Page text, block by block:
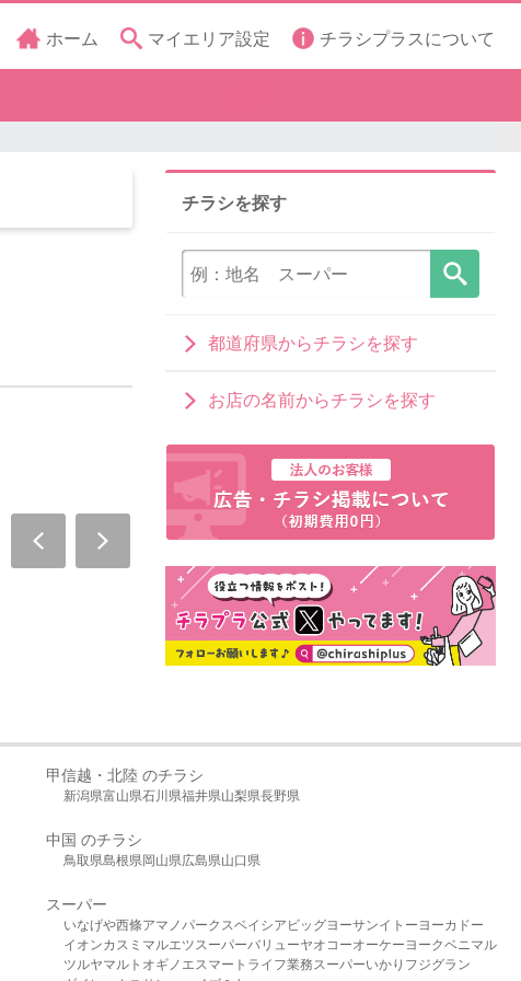
ホーム マイエリア設定 チラシプラスについて
チラシを探す
都道府県からチラシを探す
お店の名前からチラシを探す
甲信越・北陸 のチラシ
新潟県富山県石川県福井県山梨県長野県
中国 のチラシ
鳥取県島根県岡山県広島県山口県
スーパー
いなげや西條アマノパークスベイシア ビッグヨーサンイトーヨーカドー
イオンカスミ マルエツ スーパーバリューヤオコーオーケー ヨークベニマル
ツルヤマルト オギノ エスマート ライフ業務スーパーいかり フジグラン